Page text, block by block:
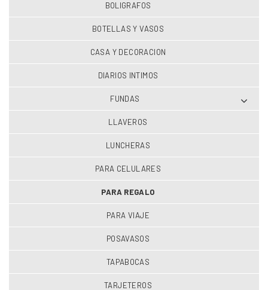
BOLIGRAFOS
BOTELLAS Y VASOS
CASA Y DECORACION
DIARIOS INTIMOS
FUNDAS
LLAVEROS
LUNCHERAS
PARA CELULARES
PARA REGALO
PARA VIAJE
POSAVASOS
TAPABOCAS
TARJETEROS